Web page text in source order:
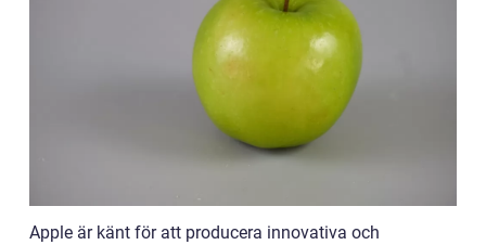
Apple är känt för att producera innovativa och